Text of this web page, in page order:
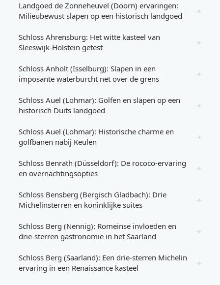
Landgoed de Zonneheuvel (Doorn) ervaringen:
Milieubewust slapen op een historisch landgoed
→
Schloss Ahrensburg: Het witte kasteel van
Sleeswijk-Holstein getest
→
Schloss Anholt (Isselburg): Slapen in een
imposante waterburcht net over de grens
→
Schloss Auel (Lohmar): Golfen en slapen op een
historisch Duits landgoed
→
Schloss Auel (Lohmar): Historische charme en
golfbanen nabij Keulen
→
Schloss Benrath (Düsseldorf): De rococo-ervaring
en overnachtingsopties
→
Schloss Bensberg (Bergisch Gladbach): Drie
Michelinsterren en koninklijke suites
→
Schloss Berg (Nennig): Romeinse invloeden en
drie-sterren gastronomie in het Saarland
→
Schloss Berg (Saarland): Een drie-sterren Michelin
ervaring in een Renaissance kasteel
→